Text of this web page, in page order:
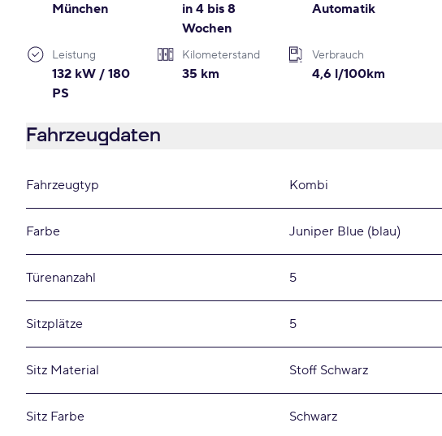
München
in 4 bis 8
Wochen
Automatik
Leistung
132 kW / 180
PS
Kilometerstand
35 km
Verbrauch
4,6 l/100km
Fahrzeugdaten
Fahrzeugtyp Kombi
Farbe Juniper Blue (blau)
Türenanzahl 5
Sitzplätze 5
Sitz Material Stoff Schwarz
Sitz Farbe Schwarz